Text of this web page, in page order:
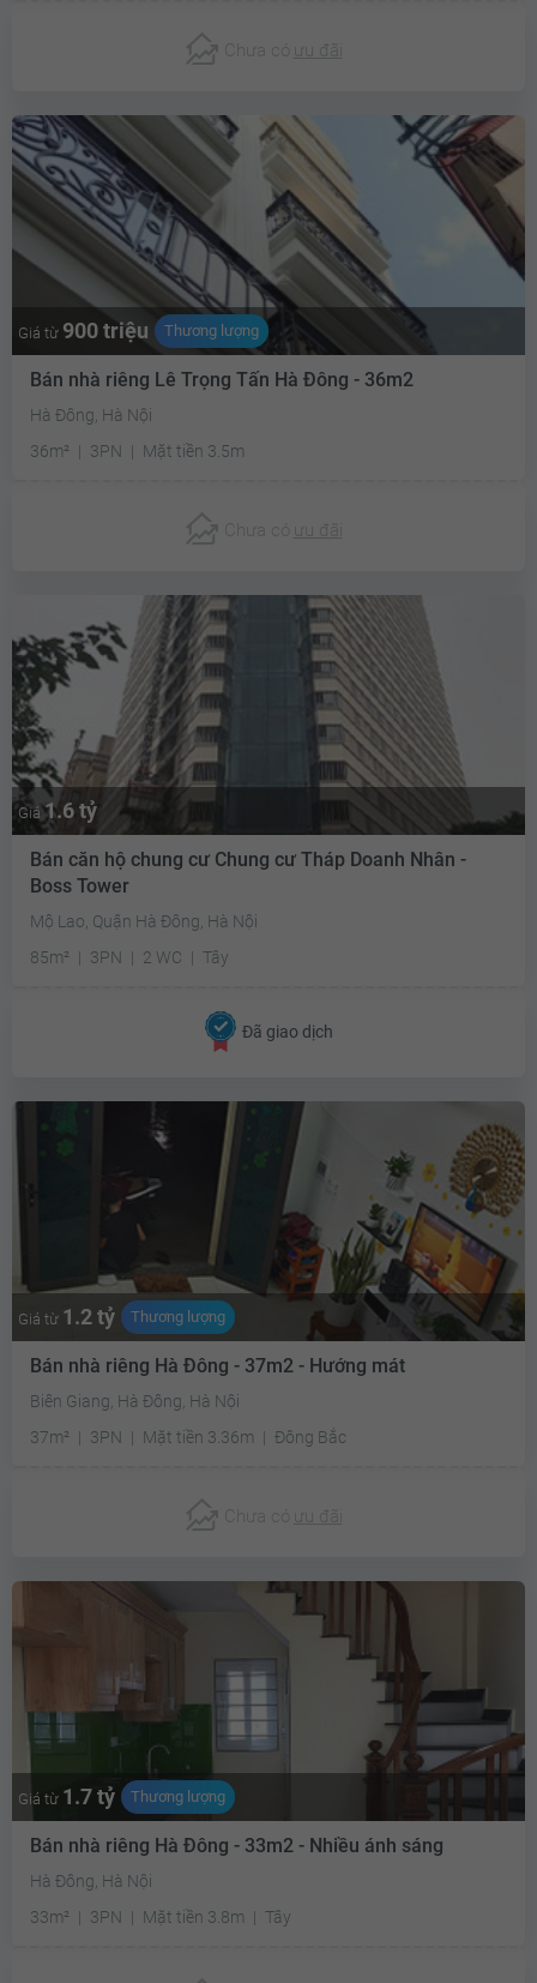
Chưa có ưu đãi
Giá từ 900 triệu Thương lượng
Bán nhà riêng Lê Trọng Tấn Hà Đông - 36m2
Hà Đông, Hà Nội
36m²
3PN Mặt tiền 3.5m
Chưa có ưu đãi
Giá1.6 tỷ
Bán căn hộ chung cư Chung cư Tháp Doanh Nhân -
Boss Tower
Mộ Lao, Quận Hà Đông, Hà Nội
85m²
3PN 2 WC Tây
Đã giao dịch
Giá từ 1.2 tỷ Thương lượng
Bán nhà riêng Hà Đông - 37m2 - Hướng mát
Biên Giang, Hà Đông, Hà Nội
37m²
3PN Mặt tiền 3.36m Đông Bắc
Chưa có ưu đãi
Giá từ 1.7 tỷ Thương lượng
Bán nhà riêng Hà Đông - 33m2 - Nhiều ánh sáng
Hà Đông, Hà Nội
33m²
3PN Mặt tiền 3.8m Tây